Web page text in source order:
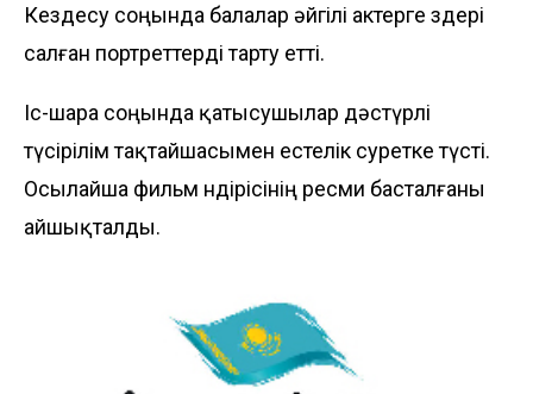
Кездесу соңында балалар әйгілі актерге өздері
салған портреттерді тарту етті.
Іс-шара соңында қатысушылар дәстүрлі
түсірілім тақтайшасымен естелік суретке түсті.
Осылайша фильм өндірісінің ресми басталғаны
айшықталды.